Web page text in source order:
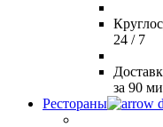
24 / 7
за 90
Рестораны